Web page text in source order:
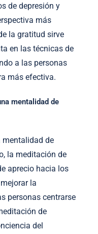
de depresión y
más
la gratitud sirve
en las técnicas de
a las personas
más efectiva.
mentalidad de
mentalidad de
la meditación de
aprecio hacia los
la
personas centrarse
de
del